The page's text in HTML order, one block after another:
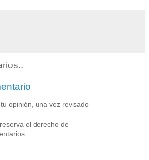
opinión, una vez revisado
el derecho de